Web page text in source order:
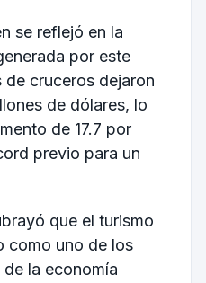
se reflejó en la
por este
cruceros dejaron
de dólares, lo
de 17.7 por
previo para un
que el turismo
como uno de los
la economía